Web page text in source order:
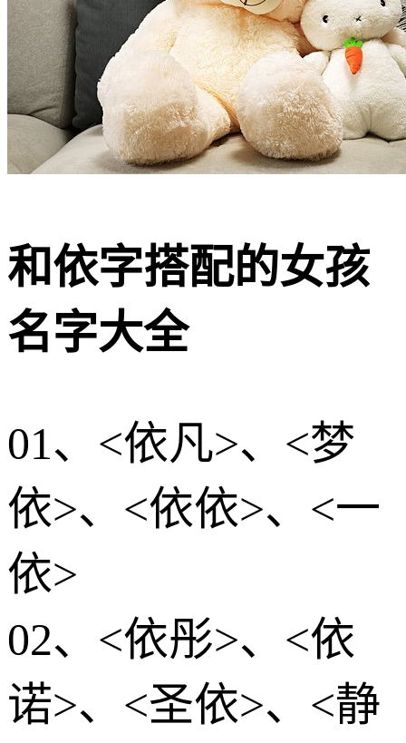
和依字搭配的女孩
名字大全
01、<依凡>、<梦
依>、<依依>、<一
依>
02、<依彤>、<依
诺>、<圣依>、<静